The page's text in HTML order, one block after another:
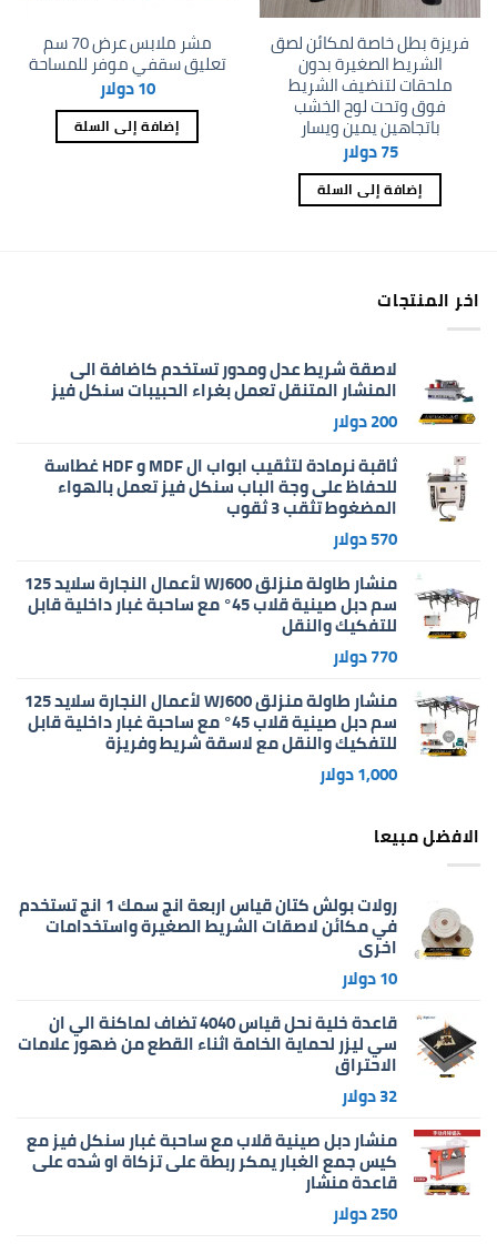
فريزة بطل خاصة لمكائن لصق
الشريط الصغيرة بدون
ملحقات لتنضيف الشريط
فوق وتحت لوح الخشب
باتجاهين يمين ويسار
75دولار
إضافة إلى السلة
مشر ملابس عرض 70 سم
تعليق سقفي موفر للمساحة
10دولار
إضافة إلى السلة
اخر المنتجات
لاصقة شريط عدل ومدور تستخدم كاضافة الى
المنشار المتنقل تعمل بغراء الحبيبات سنكل فيز
200دولار
ثاقبة نرمادة لتثقيب ابواب ال MDF و HDF غطاسة
للحفاظ على وجة الباب سنكل فيز تعمل بالهواء
المضغوط تثقب 3 ثقوب
570دولار
منشار طاولة منزلق WJ600 لأعمال النجارة سلايد 125
سم دبل صينية قلاب 45° مع ساحبة غبار داخلية قابل
للتفكيك والنقل
770دولار
منشار طاولة منزلق WJ600 لأعمال النجارة سلايد 125
سم دبل صينية قلاب 45° مع ساحبة غبار داخلية قابل
للتفكيك والنقل مع لاسقة شريط وفريزة
1,000دولار
الافضل مبيعا
رولات بولش كتان قياس اربعة انج سمك 1 انج تستخدم
في مكائن لاصقات الشريط الصغيرة واستخدامات
اخرى
10دولار
قاعدة خلية نحل قياس 4040 تضاف لماكنة الي ان
سي ليزر لحماية الخامة اثناء القطع من ضهور علامات
الاحتراق
32دولار
منشار دبل صينية قلاب مع ساحبة غبار سنكل فيز مع
كيس جمع الغبار يمكر ربطة على تزكاة او شده على
قاعدة منشار
250دولار